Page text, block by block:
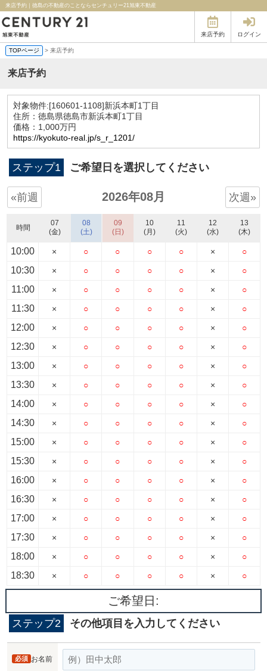
来店予約｜徳島の不動産のことならセンチュリー21旭東不動産
来店予約 ログイン
TOPページ > 来店予約
来店予約
対象物件:[160601-1108]新浜本町1丁目
住所：徳島県徳島市新浜本町1丁目
価格：1,000万円
https://kyokuto-real.jp/s_r_1201/
ステップ1 ご希望日を選択してください
«前週 2026年08月 次週»
時間
10:00
10:30
11:00
11:30
12:00
12:30
13:00
13:30
14:00
14:30
15:00
15:30
16:00
16:30
17:00
17:30
18:00
18:30
07
(金)
×
×
×
×
×
×
×
×
×
×
×
×
×
×
×
×
×
×
08
(土)
○
○
○
○
○
○
○
○
○
○
○
○
○
○
○
○
○
○
09
(日)
○
○
○
○
○
○
○
○
○
○
○
○
○
○
○
○
○
○
10
(月)
○
○
○
○
○
○
○
○
○
○
○
○
○
○
○
○
○
○
11
(火)
○
○
○
○
○
○
○
○
○
○
○
○
○
○
○
○
○
○
12
(水)
×
×
×
×
×
×
×
×
×
×
×
×
×
×
×
×
×
×
13
(木)
○
○
○
○
○
○
○
○
○
○
○
○
○
○
○
○
○
○
ご希望日:
ステップ2 その他項目を入力してください
お名前
必須